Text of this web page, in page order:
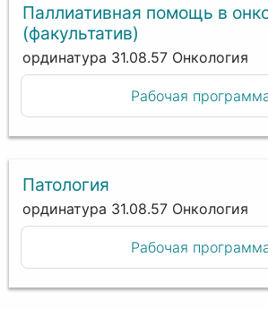
Паллиативная помощь в
(факультатив)
ординатура 31.08.57 Онкология
Рабочая
Патология
ординатура 31.08.57 Онкология
Рабочая